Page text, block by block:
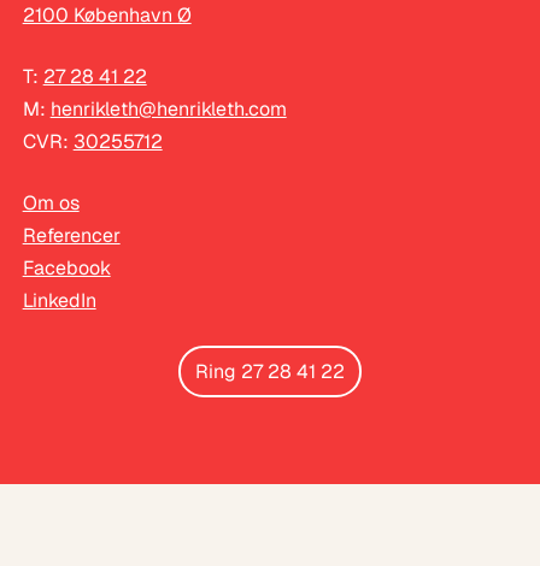
2100 København Ø
T: 27 28 41 22
M: henrikleth@henrikleth.com
CVR: 30255712
Om os
Referencer
Facebook
LinkedIn
Ring 27 28 41 22